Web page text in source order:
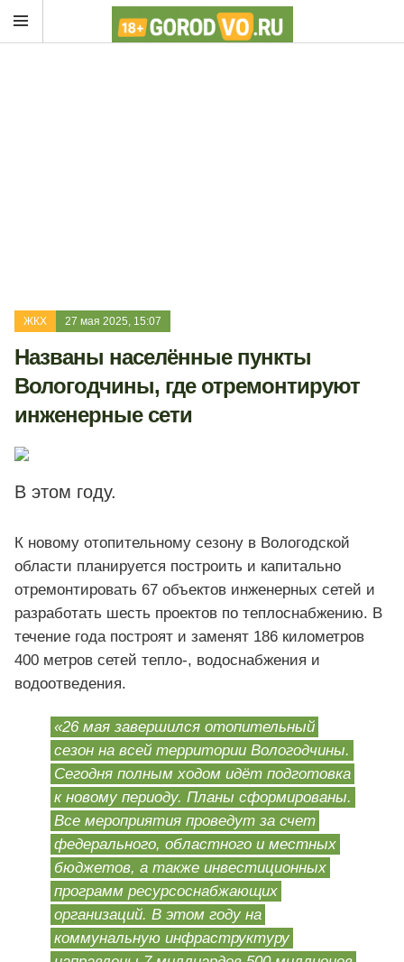
ЖКХ 27 мая 2025, 15:07
Названы населённые пункты
Вологодчины, где отремонтируют
инженерные сети
В этом году.
К новому отопительному сезону в Вологодской
области планируется построить и капитально
отремонтировать 67 объектов инженерных сетей и
разработать шесть проектов по теплоснабжению. В
течение года построят и заменят 186 километров
400 метров сетей тепло-, водоснабжения и
водоотведения.
«26 мая завершился отопительный
сезон на всей территории Вологодчины.
Сегодня полным ходом идёт подготовка
к новому периоду. Планы сформированы.
Все мероприятия проведут за счет
федерального, областного и местных
бюджетов, а также инвестиционных
программ ресурсоснабжающих
организаций. В этом году на
коммунальную инфраструктуру